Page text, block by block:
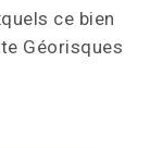
ce bien
Géorisques